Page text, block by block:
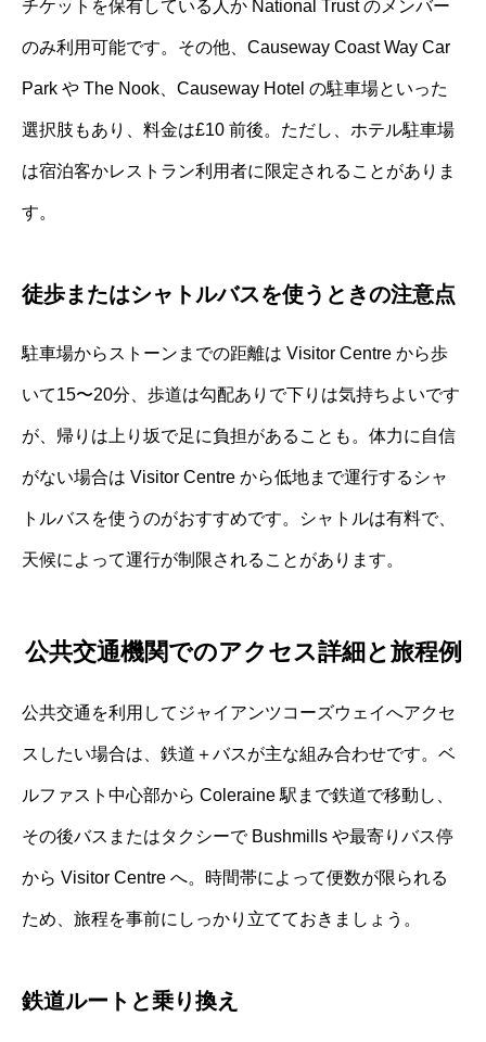
チケットを保有している人か National Trust のメンバー
のみ利用可能です。その他、Causeway Coast Way Car
Park や The Nook、Causeway Hotel の駐車場といった
選択肢もあり、料金は£10 前後。ただし、ホテル駐車場
は宿泊客かレストラン利用者に限定されることがありま
す。
徒歩またはシャトルバスを使うときの注意点
駐車場からストーンまでの距離は Visitor Centre から歩
いて15〜20分、歩道は勾配ありで下りは気持ちよいです
が、帰りは上り坂で足に負担があることも。体力に自信
がない場合は Visitor Centre から低地まで運行するシャ
トルバスを使うのがおすすめです。シャトルは有料で、
天候によって運行が制限されることがあります。
公共交通機関でのアクセス詳細と旅程例
公共交通を利用してジャイアンツコーズウェイへアクセ
スしたい場合は、鉄道＋バスが主な組み合わせです。ベ
ルファスト中心部から Coleraine 駅まで鉄道で移動し、
その後バスまたはタクシーで Bushmills や最寄りバス停
から Visitor Centre へ。時間帯によって便数が限られる
ため、旅程を事前にしっかり立てておきましょう。
鉄道ルートと乗り換え